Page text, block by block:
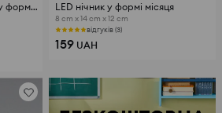
Дитяча LED нічна лампа у формі динозавра LED нічник у формі місяця
8 cm x 14 cm x 12 cm
відгуків (3)
159 UAH